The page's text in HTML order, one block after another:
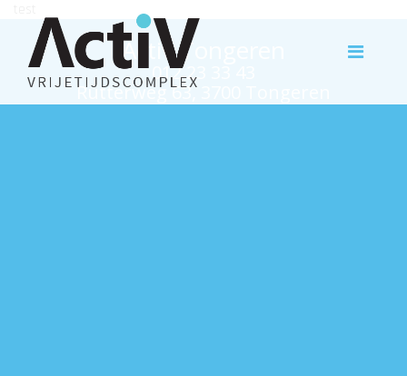
Activ Tongeren
012 23 33 43
Rutterweg 63, 3700 Tongeren